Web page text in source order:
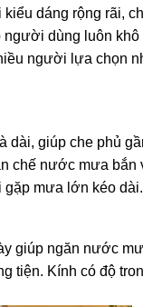
dáng rộng rãi,
người dùng luôn khô
người lựa chọn
dài, giúp che phủ
chế nước mưa bắn
gặp mưa lớn kéo dài.
giúp ngăn nước
tiện. Kính có độ